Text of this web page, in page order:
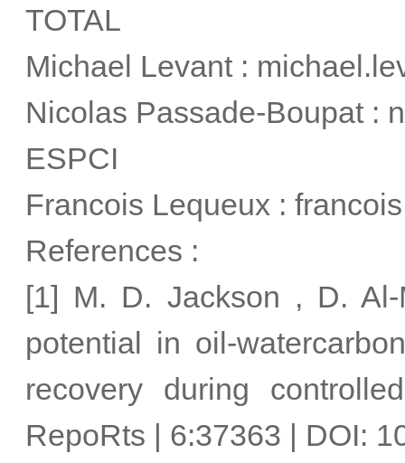
TOTAL
Michael Levant :
Nicolas Passade-Boupat :
ESPCI
Francois Lequeux :
References :
[1] M. D. Jackson , D.
potential in oil-
recovery during
RepoRts | 6:37363 | DOI: